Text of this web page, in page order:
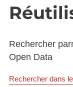
Rechercher
Open Data
Rechercher dans